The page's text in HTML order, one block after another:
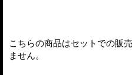
こちらの商品はセットでの販
ません。